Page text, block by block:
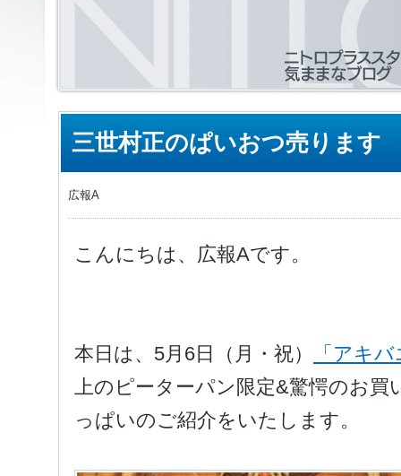
三世村正のぱいおつ売ります
広報A
こんにちは、広報Aです。
本日は、5月6日（月・祝）
「アキ
上のピーターパン限定&驚愕のお
っぱいのご紹介をいたします。